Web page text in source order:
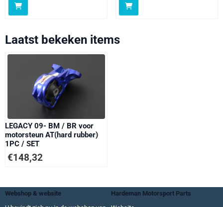
Laatst bekeken items
LEGACY 09- BM / BR voor
motorsteun AT(hard rubber)
1PC / SET
€148,32
Webshop & website
Hardeman Motorsport Parts